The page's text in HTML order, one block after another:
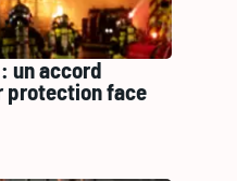
un accord
protection face